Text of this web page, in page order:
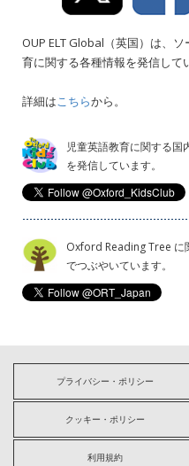
OUP ELT Global（英国）は、
育に関する各種情報を発信して
詳細はこちらから。
児童英語教育に関する国
を発信しています。
Oxford Reading Tree に
でつぶやいています。
プライバシー・ポリシー
クッキー・ポリシー
利用規約